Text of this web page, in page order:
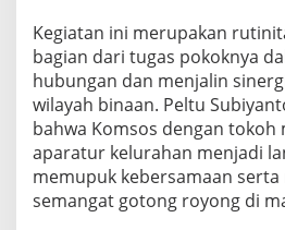
s
o
d
a
n
i
l
a
Kegiatan ini merupakan
bagian dari tugas pokoknya
hubungan dan menjalin
wilayah binaan. Peltu
bahwa Komsos dengan tokoh
aparatur kelurahan menjadi
memupuk kebersamaan
semangat gotong royong di